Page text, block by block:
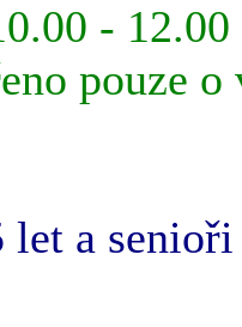
-
pouze o
let a